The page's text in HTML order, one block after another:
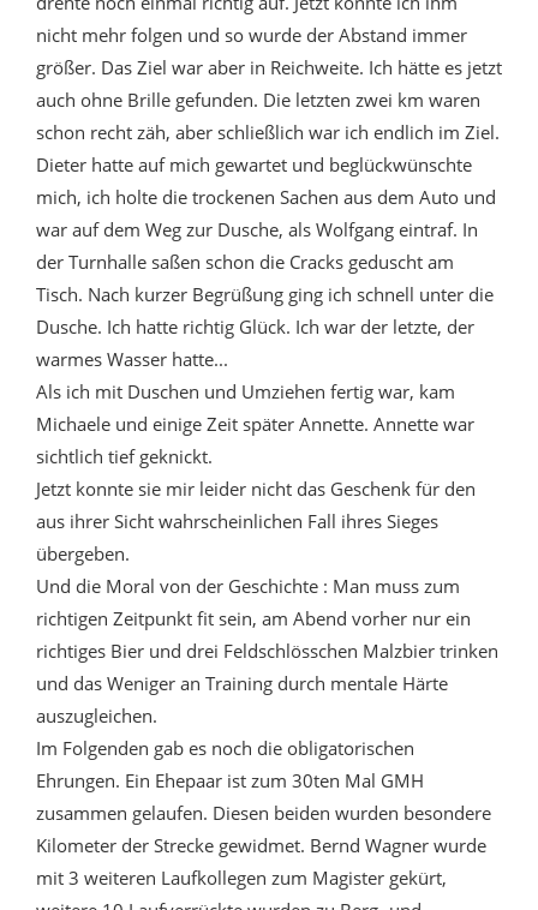
nicht mehr folgen und so wurde der Abstand immer
größer. Das Ziel war aber in Reichweite. Ich hätte es jetzt
auch ohne Brille gefunden. Die letzten zwei km waren
schon recht zäh, aber schließlich war ich endlich im Ziel.
Dieter hatte auf mich gewartet und beglückwünschte
mich, ich holte die trockenen Sachen aus dem Auto und
war auf dem Weg zur Dusche, als Wolfgang eintraf. In
der Turnhalle saßen schon die Cracks geduscht am
Tisch. Nach kurzer Begrüßung ging ich schnell unter die
Dusche. Ich hatte richtig Glück. Ich war der letzte, der
warmes Wasser hatte...
Als ich mit Duschen und Umziehen fertig war, kam
Michaele und einige Zeit später Annette. Annette war
sichtlich tief geknickt.
Jetzt konnte sie mir leider nicht das Geschenk für den
aus ihrer Sicht wahrscheinlichen Fall ihres Sieges
übergeben.
Und die Moral von der Geschichte : Man muss zum
richtigen Zeitpunkt fit sein, am Abend vorher nur ein
richtiges Bier und drei Feldschlösschen Malzbier trinken
und das Weniger an Training durch mentale Härte
auszugleichen.
Im Folgenden gab es noch die obligatorischen
Ehrungen. Ein Ehepaar ist zum 30ten Mal GMH
zusammen gelaufen. Diesen beiden wurden besondere
Kilometer der Strecke gewidmet. Bernd Wagner wurde
mit 3 weiteren Laufkollegen zum Magister gekürt,